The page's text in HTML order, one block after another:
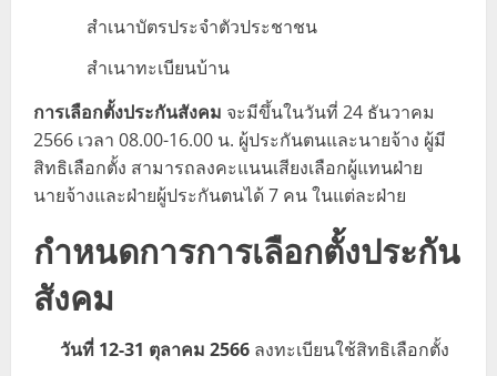
สำเนาบัตรประจำตัวประชาชน
สำเนาทะเบียนบ้าน
การเลือกตั้งประกันสังคม จะมีขึ้นในวันที่ 24 ธันวาคม
2566 เวลา 08.00-16.00 น. ผู้ประกันตนและนายจ้าง ผู้มี
สิทธิเลือกตั้ง สามารถลงคะแนนเสียงเลือกผู้แทนฝ่าย
นายจ้างและฝ่ายผู้ประกันตนได้ 7 คน ในแต่ละฝ่าย
กำหนดการการเลือกตั้งประกัน
สังคม
วันที่ 12-31 ตุลาคม 2566 ลงทะเบียนใช้สิทธิเลือกตั้ง